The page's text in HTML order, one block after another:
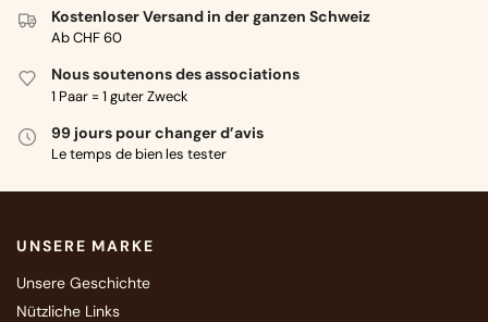
Kostenloser Versand in der ganzen Schweiz
Ab CHF 60
Nous soutenons des associations
1 Paar = 1 guter Zweck
99 jours pour changer d’avis
Le temps de bien les tester
UNSERE MARKE
Unsere Geschichte
Nützliche Links